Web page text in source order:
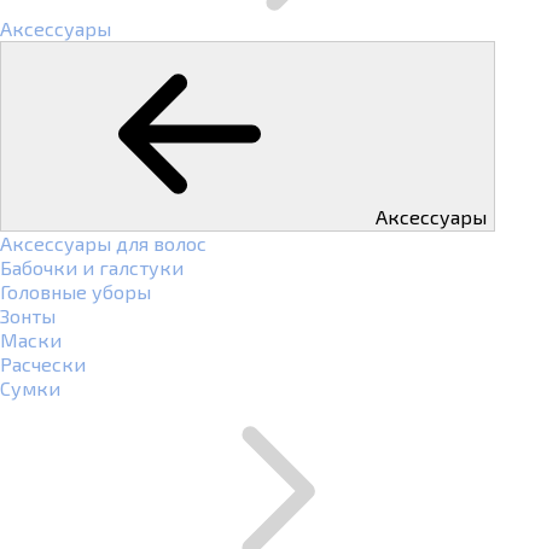
Аксессуары
Аксессуары
Аксессуары для волос
Бабочки и галстуки
Головные уборы
Зонты
Маски
Расчески
Сумки